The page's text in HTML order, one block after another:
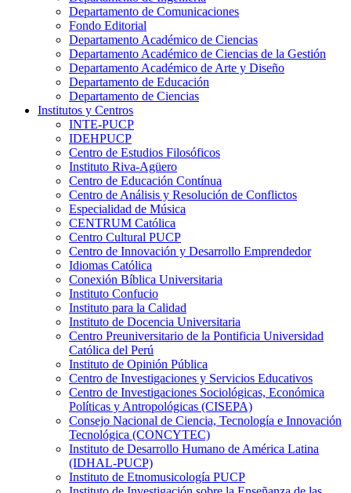
Departamento de Comunicaciones
Fondo Editorial
Departamento Académico de Ciencias
Departamento Académico de Ciencias de la Gestión
Departamento Académico de Arte y Diseño
Departamento de Educación
Departamento de Ciencias
Institutos y Centros
INTE-PUCP
IDEHPUCP
Centro de Estudios Filosóficos
Instituto Riva-Agüero
Centro de Educación Contínua
Centro de Análisis y Resolución de Conflictos
Especialidad de Música
CENTRUM Católica
Centro Cultural PUCP
Centro de Innovación y Desarrollo Emprendedor
Idiomas Católica
Conexión Bíblica Universitaria
Instituto Confucio
Instituto para la Calidad
Instituto de Docencia Universitaria
Centro Preuniversitario de la Pontificia Universidad
Católica del Perú
Instituto de Opinión Pública
Centro de Investigaciones y Servicios Educativos
Centro de Investigaciones Sociológicas, Económica
Políticas y Antropológicas (CISEPA)
Consejo Nacional de Ciencia, Tecnología e Innovación
Tecnológica (CONCYTEC)
Instituto de Desarrollo Humano de América Latina
(IDHAL-PUCP)
Instituto de Etnomusicología PUCP